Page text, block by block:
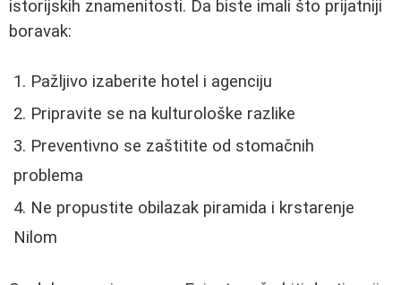
istorijskih znamenitosti. Da biste imali što prijatniji
boravak:
Pažljivo izaberite hotel i agenciju
Pripravite se na kulturološke razlike
Preventivno se zaštitite od stomačnih
problema
Ne propustite obilazak piramida i krstarenje
Nilom